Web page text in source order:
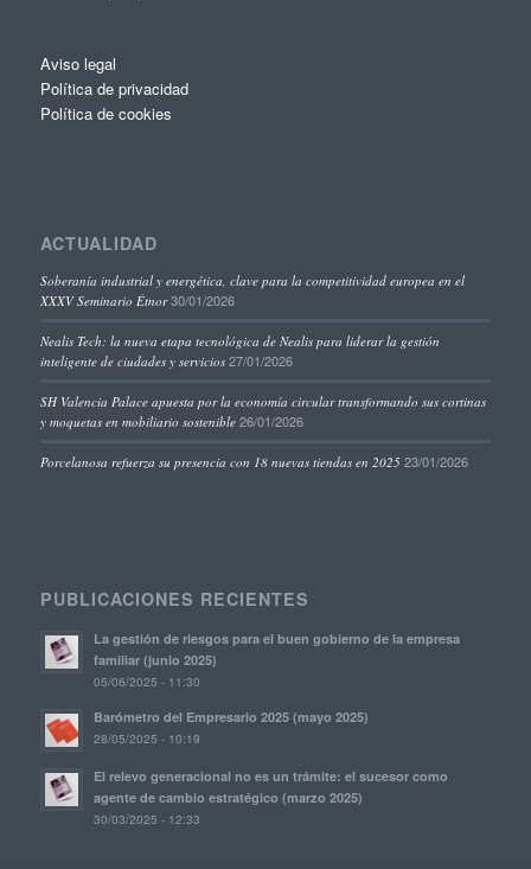
Aviso legal
Política de privacidad
Política de cookies
ACTUALIDAD
Soberanía industrial y energética, clave para la competitividad europea en el
XXXV Seminario Étnor 30/01/2026
Nealis Tech: la nueva etapa tecnológica de Nealis para liderar la gestión
inteligente de ciudades y servicios 27/01/2026
SH Valencia Palace apuesta por la economía circular transformando sus cortinas
y moquetas en mobiliario sostenible 26/01/2026
Porcelanosa refuerza su presencia con 18 nuevas tiendas en 2025 23/01/2026
PUBLICACIONES RECIENTES
La gestión de riesgos para el buen gobierno de la empresa
familiar (junio 2025)
05/06/2025 - 11:30
Barómetro del Empresario 2025 (mayo 2025)
28/05/2025 - 10:19
El relevo generacional no es un trámite: el sucesor como
agente de cambio estratégico (marzo 2025)
30/03/2025 - 12:33